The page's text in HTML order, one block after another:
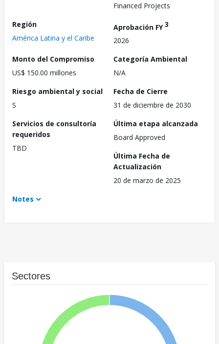
Financed Projects
Región
América Latina y el Caribe
Aprobación FY3
2026
Monto del Compromiso
US$ 150.00 millones
Categoría Ambiental
N/A
Riesgo ambiental y social
S
Fecha de Cierre
31 de diciembre de 2030
Servicios de consultoría
requeridos
TBD
Última etapa alcanzada
Board Approved
Última Fecha de
Actualización
20 de marzo de 2025
Notes
Sectores